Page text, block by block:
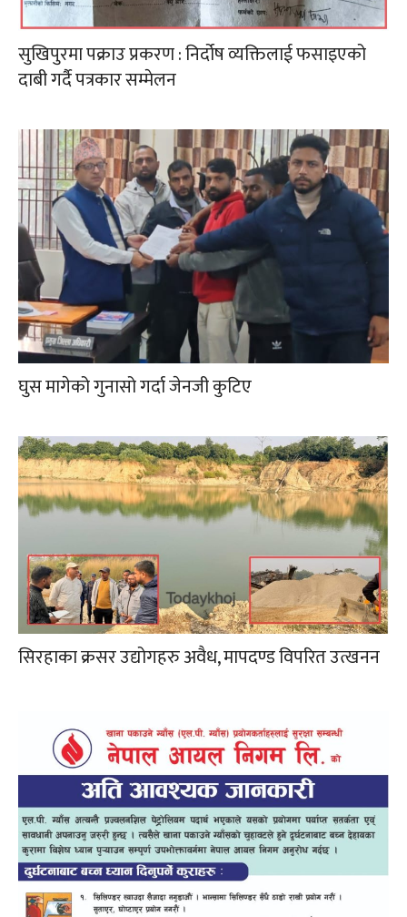
सुखिपुरमा पक्राउ प्रकरण : निर्दोष व्यक्तिलाई फसाइएको
दाबी गर्दै पत्रकार सम्मेलन
घुस मागेको गुनासो गर्दा जेनजी कुटिए
सिरहाका क्रसर उद्योगहरु अवैध, मापदण्ड विपरित उत्खनन